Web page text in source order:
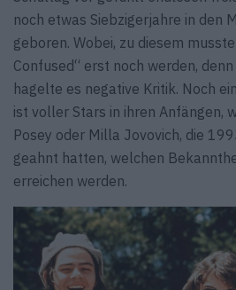
noch etwas Siebzigerjahre in den
geboren. Wobei, zu diesem
Confused“ erst noch werden,
hagelte es negative Kritik. Noch
ist voller Stars in ihren Anfängen,
Posey oder Milla Jovovich, die
geahnt hatten, welchen
erreichen werden.